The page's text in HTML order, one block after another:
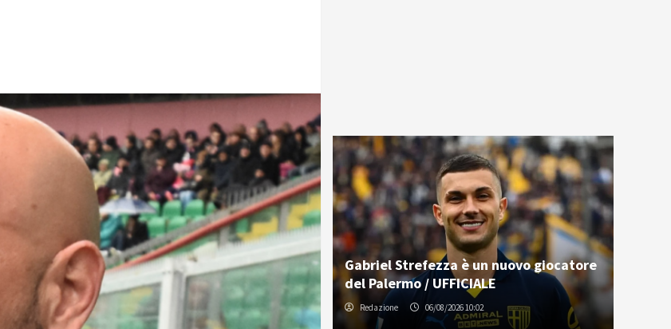
Gabriel Strefezza è un nuovo giocatore
del Palermo / UFFICIALE
Redazione 06/08/2026 10:02